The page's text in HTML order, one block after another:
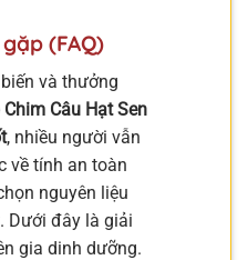
(FAQ)
và thưởng
Câu Hạt Sen
, nhiều người vẫn
về tính an toàn
nguyên liệu
Dưới đây là giải
gia dinh dưỡng.